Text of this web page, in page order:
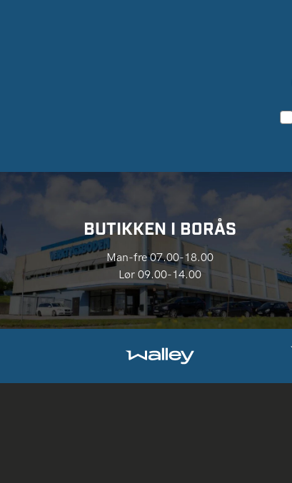
BUTIKKEN I BORÅS
Man-fre 07.00-18.00
Lør 09.00-14.00